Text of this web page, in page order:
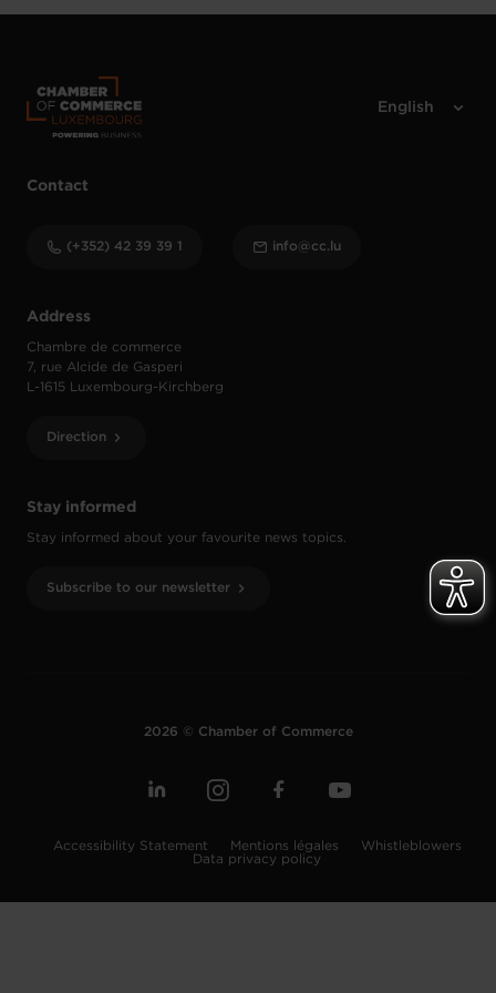
Stay informed
Stay informed about your favourite news topics.
Subscribe to our newsletter
Address
Chambre de commerce
7, rue Alcide de Gasperi
L-1615 Luxembourg-Kirchberg
Direction
Contact
(+352) 42 39 39 1 info@cc.lu
2026 © Chamber of Commerce
Accessibility Statement Mentions légales
Whistleblowers
Data privacy policy